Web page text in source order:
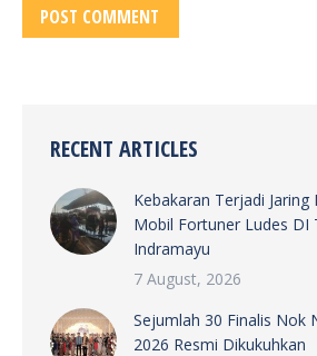
POST COMMENT
RECENT ARTICLES
Kebakaran Terjadi
Mobil Fortuner Ludes DI
Indramayu
7 August, 2026
Sejumlah 30 Finalis Nok
2026 Resmi Dikukuhkan